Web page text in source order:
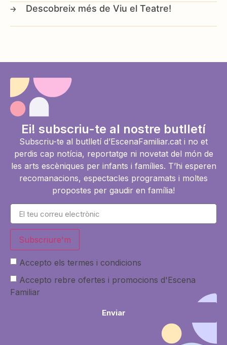
Viu el Teatre!
Ei! subscriu-te al nostre butlletí
Subscriu-te al butlletí d’EscenaFamiliar.cat i no et
perdis cap notícia, reportatge ni novetat del món de
les arts escèniques per infants i famílies. T’hi esperen
recomanacions, espectacles programats i moltes
propostes per gaudir en família!
Subscriure'm
Accepto els termes i condicions
Accepto rebre ofertes i promocions d'Escena
Familiar
Enviar